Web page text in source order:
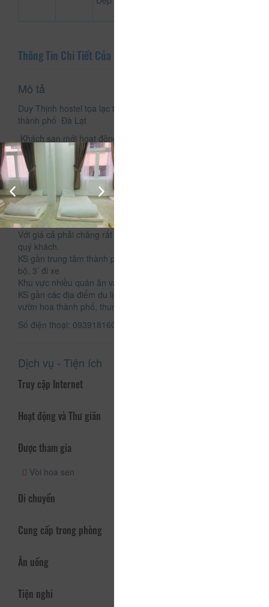
Thông Tin Chi Tiết Của Duy Thịnh Hostel
Mô tả
Duy Thịnh hostel tọa lạc tại 217 Bùi Thị Xuân, phường 2,
thành phố Đà Lạt
Khách sạn mới hoạt động với phong cách gia đình tạo sự
thoải mái, thân thiện đem đến cho quí khách một kỳ nghỉ thật
ấm cúng, nhẹ nhàng
Tiện nghi đầy đủ các vật dụng cần thiết
Thang máy, wifi
Phòng tắm đứng
Chổ để xe máy , bãi xe hơi
Dịch vụ giặt ủi
Với giá cả phải chăng rất phù hợp với nhu cầu đi du lịch của
quý khách.
KS gần trung tâm thành phố, cách chợ Đà Lạt khoảng 10’ đi
bộ, 3’ đi xe
Khu vực nhiều quán ăn vặt, trà sữa, cà phê ..vv giá bình dân.
KS gần các địa điểm du lịch của Đà Lạt như Đồi mộng mơ,
vườn hoa thành phố, thung lũng tình yêu, vườn dâu ....
Số điện thoại: 0939181606 - 02636273366
Dịch vụ - Tiện ích
Truy cập Internet
Hoạt động và Thư giãn
Được tham gia
Vòi hoa sen
Di chuyển
Cung cấp trong phòng
Ăn uống
Tiện nghi